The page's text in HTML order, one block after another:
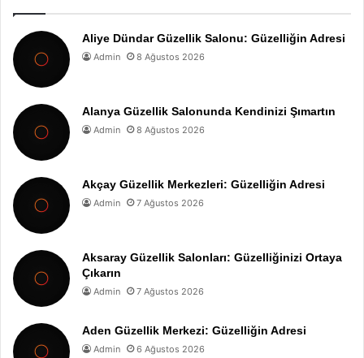
Aliye Dündar Güzellik Salonu: Güzelliğin Adresi
Admin 8 Ağustos 2026
Alanya Güzellik Salonunda Kendinizi Şımartın
Admin 8 Ağustos 2026
Akçay Güzellik Merkezleri: Güzelliğin Adresi
Admin 7 Ağustos 2026
Aksaray Güzellik Salonları: Güzelliğinizi Ortaya
Çıkarın
Admin 7 Ağustos 2026
Aden Güzellik Merkezi: Güzelliğin Adresi
Admin 6 Ağustos 2026